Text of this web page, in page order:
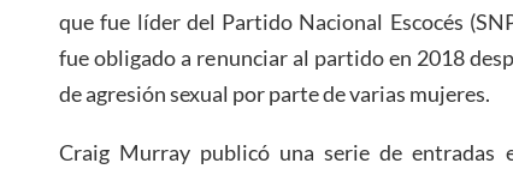
que fue líder del Partido Nacional Escocés
fue obligado a renunciar al partido en 2018
de agresión sexual por parte de varias mujeres.
Craig Murray publicó una serie de entradas